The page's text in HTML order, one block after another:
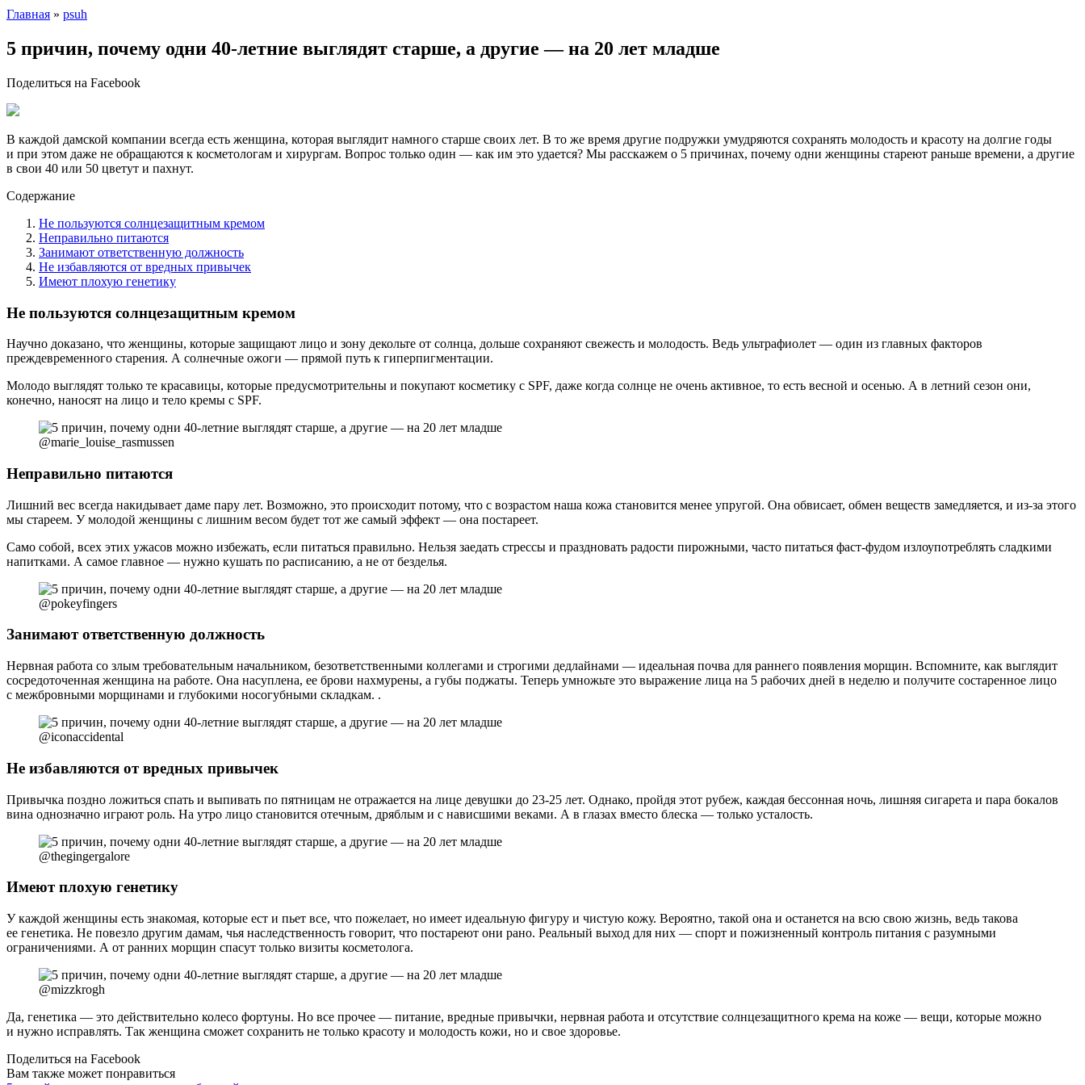
Главная » psuh
5 причин, почему одни 40-летние выглядят старше, а другие — на 20 лет младше
Поделиться на Facebook
В каждой дамской компании всегда есть женщина, которая выглядит намного старше своих лет. В то же время другие подружки умудряются сохранять молодость и красоту на долгие годы
и при этом даже не обращаются к косметологам и хирургам. Вопрос только один — как им это удается? Мы расскажем о 5 причинах, почему одни женщины стареют раньше времени, а другие
в свои 40 или 50 цветут и пахнут.
Содержание
Не пользуются солнцезащитным кремом
Неправильно питаются
Занимают ответственную должность
Не избавляются от вредных привычек
Имеют плохую генетику
Не пользуются солнцезащитным кремом
Научно доказано, что женщины, которые защищают лицо и зону декольте от солнца, дольше сохраняют свежесть и молодость. Ведь ультрафиолет — один из главных факторов
преждевременного старения. А солнечные ожоги — прямой путь к гиперпигментации.
Молодо выглядят только те красавицы, которые предусмотрительны и покупают косметику с SPF, даже когда солнце не очень активное, то есть весной и осенью. А в летний сезон они,
конечно, наносят на лицо и тело кремы с SPF.
@marie_louise_rasmussen
Неправильно питаются
Лишний вес всегда накидывает даме пару лет. Возможно, это происходит потому, что с возрастом наша кожа становится менее упругой. Она обвисает, обмен веществ замедляется, и из-за этого
мы стареем. У молодой женщины с лишним весом будет тот же самый эффект — она постареет.
Само собой, всех этих ужасов можно избежать, если питаться правильно. Нельзя заедать стрессы и праздновать радости пирожными, часто питаться фаст-фудом излоупотреблять сладкими
напитками. А самое главное — нужно кушать по расписанию, а не от безделья.
@pokeyfingers
Занимают ответственную должность
Нервная работа со злым требовательным начальником, безответственными коллегами и строгими дедлайнами — идеальная почва для раннего появления морщин. Вспомните, как выглядит
сосредоточенная женщина на работе. Она насуплена, ее брови нахмурены, а губы поджаты. Теперь умножьте это выражение лица на 5 рабочих дней в неделю и получите состаренное лицо
с межбровными морщинами и глубокими носогубными складкам. .
@iconaccidental
Не избавляются от вредных привычек
Привычка поздно ложиться спать и выпивать по пятницам не отражается на лице девушки до 23-25 лет. Однако, пройдя этот рубеж, каждая бессонная ночь, лишняя сигарета и пара бокалов
вина однозначно играют роль. На утро лицо становится отечным, дряблым и с нависшими веками. А в глазах вместо блеска — только усталость.
@thegingergalore
Имеют плохую генетику
У каждой женщины есть знакомая, которые ест и пьет все, что пожелает, но имеет идеальную фигуру и чистую кожу. Вероятно, такой она и останется на всю свою жизнь, ведь такова
ее генетика. Не повезло другим дамам, чья наследственность говорит, что постареют они рано. Реальный выход для них — спорт и пожизненный контроль питания с разумными
ограничениями. А от ранних морщин спасут только визиты косметолога.
@mizzkrogh
Да, генетика — это действительно колесо фортуны. Но все прочее — питание, вредные привычки, нервная работа и отсутствие солнцезащитного крема на коже — вещи, которые можно
и нужно исправлять. Так женщина сможет сохранить не только красоту и молодость кожи, но и свое здоровье.
Поделиться на Facebook
Вам также может понравиться